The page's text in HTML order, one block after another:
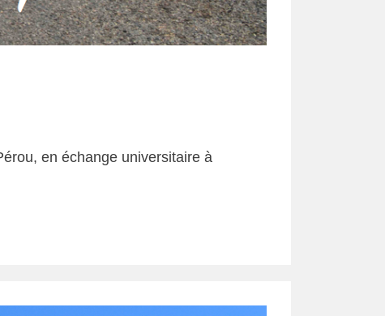
en échange universitaire à